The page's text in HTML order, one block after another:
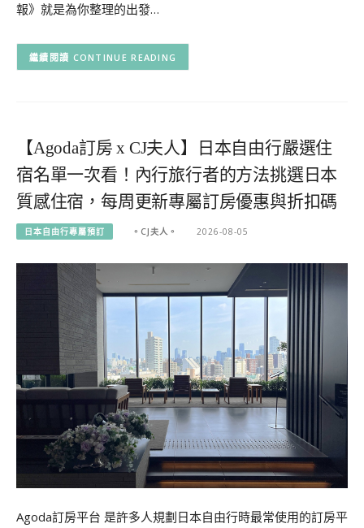
報》就是為你整理的出發…
CONTINUE READING
【Agoda訂房 x CJ夫人】日本自由行嚴選住
宿名單一次看！內行旅行者的方法挑選日本
質感住宿，每周更新專屬訂房優惠與折扣碼
日本自由行專屬預訂 。CJ夫人。 2026-08-05
Agoda訂房平台 是許多人規劃日本自由行時最常使用的訂房平